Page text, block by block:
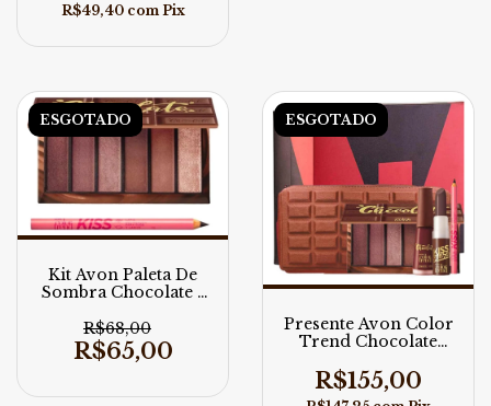
R$49,40 com Pix
ESGOTADO
Kit Avon Paleta De
Sombra Chocolate +
R$68,00
R$65,00
ESGOTADO
Presente Avon Color
Trend Chocolate
R$155,00